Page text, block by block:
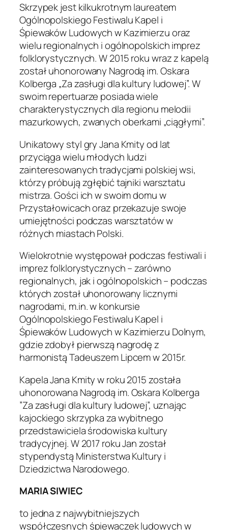
Skrzypek jest kilkukrotnym laureatem
Ogólnopolskiego Festiwalu Kapel i
Śpiewaków Ludowych w Kazimierzu oraz
wielu regionalnych i ogólnopolskich imprez
folklorystycznych. W 2015 roku wraz z kapelą
został uhonorowany Nagrodą im. Oskara
Kolberga „Za zasługi dla kultury ludowej”. W
swoim repertuarze posiada wiele
charakterystycznych dla regionu melodii
mazurkowych, zwanych oberkami „ciągłymi”.
Unikatowy styl gry Jana Kmity od lat
przyciąga wielu młodych ludzi
zainteresowanych tradycjami polskiej wsi,
którzy próbują zgłębić tajniki warsztatu
mistrza. Gości ich w swoim domu w
Przystałowicach oraz przekazuje swoje
umiejętności podczas warsztatów w
różnych miastach Polski.
Wielokrotnie występował podczas festiwali i
imprez folklorystycznych – zarówno
regionalnych, jak i ogólnopolskich – podczas
których został uhonorowany licznymi
nagrodami, m.in. w konkursie
Ogólnopolskiego Festiwalu Kapel i
Śpiewaków Ludowych w Kazimierzu Dolnym,
gdzie zdobył pierwszą nagrodę z
harmonistą Tadeuszem Lipcem w 2015r.
Kapela Jana Kmity w roku 2015 została
uhonorowana Nagrodą im. Oskara Kolberga
”Za zasługi dla kultury ludowej”, uznając
kajockiego skrzypka za wybitnego
przedstawiciela środowiska kultury
tradycyjnej. W 2017 roku Jan został
stypendystą Ministerstwa Kultury i
Dziedzictwa Narodowego.
MARIA SIWIEC
to jedna z najwybitniejszych
współczesnych śpiewaczek ludowych w